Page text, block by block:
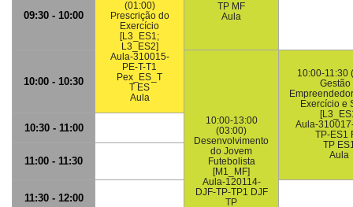
TP MF
Aula
09:30 - 10:00
(01:00)
Prescrição do
Exercício
[L3_ES1;
L3_ES2]
Aula-310015-
PE-T-T1
Pex_ES_T
T ES
Aula
10:00 - 10:30
10:00-13:00
(03:00)
Desenvolvimento
do Jovem
Futebolista
[M1_MF]
Aula-120114-
DJF-TP-TP1 DJF
TP
10:00-11:30
Gestão
Exercício e
Aula-
TP-ES1
TP
Aula
10:30 - 11:00
11:00 - 11:30
11:30 - 12:00